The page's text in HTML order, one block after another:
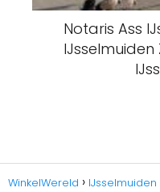
Notaris Ass
WinkelWereld IJsselmuiden